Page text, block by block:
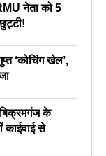
नेता को 5
‘कोचिंग खेल’,
बिक्रमगंज के
काईवाई से